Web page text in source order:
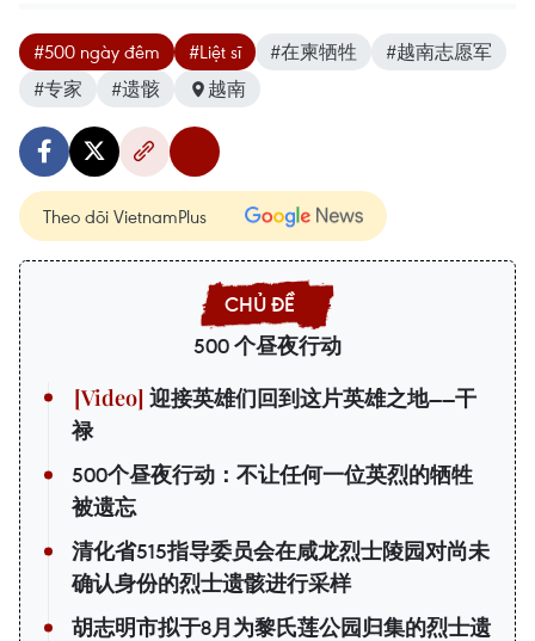
#500 ngày đêm #Liệt sĩ #在柬牺牲
#越南志愿军
#专家
#遗骸 越南
Theo dõi VietnamPlus
500 个昼夜行动
迎接英雄们回到这片英雄之地——干
禄
500个昼夜行动：不让任何一位英烈的牺牲
被遗忘
清化省515指导委员会在咸龙烈士陵园对尚未
确认身份的烈士遗骸进行采样
胡志明市拟于8月为黎氏莲公园归集的烈士遗